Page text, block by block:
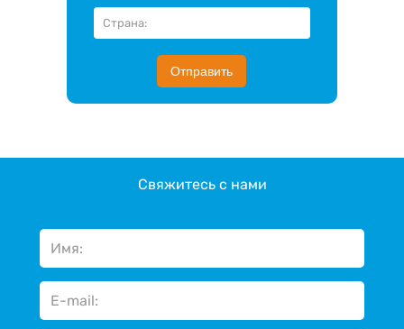
Отправить
Свяжитесь с нами